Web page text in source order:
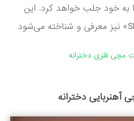
به خود جلب خواهد کرد. این
مچی فلزی دخترانه
دخترانه